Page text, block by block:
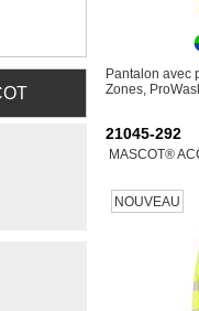
Pantalon avec
Zones,
21045-292
MASCOT®
NOUVEAU